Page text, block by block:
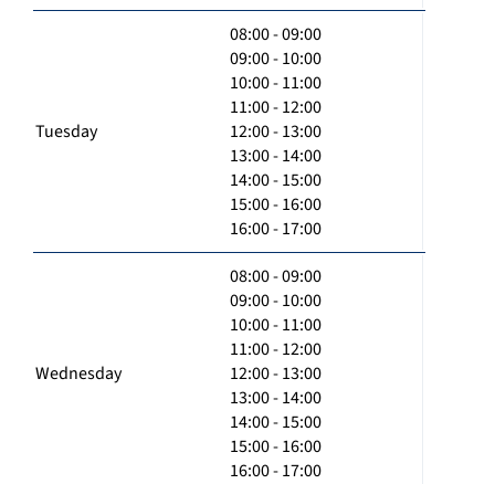
Tuesday
08:00 - 09:00
09:00 - 10:00
10:00 - 11:00
11:00 - 12:00
12:00 - 13:00
13:00 - 14:00
14:00 - 15:00
15:00 - 16:00
16:00 - 17:00
Wednesday
08:00 - 09:00
09:00 - 10:00
10:00 - 11:00
11:00 - 12:00
12:00 - 13:00
13:00 - 14:00
14:00 - 15:00
15:00 - 16:00
16:00 - 17:00